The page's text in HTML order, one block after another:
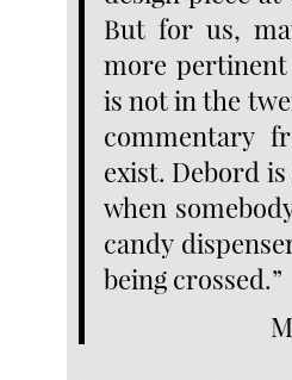
But for us,
more
is not in the
commentary
exist. Debord
when
candy
being crossed.”